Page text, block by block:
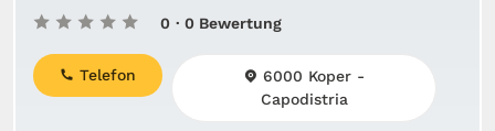
0 · 0 Bewertung
Telefon
6000 Koper -
Capodistria